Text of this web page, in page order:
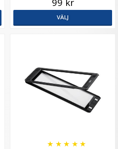
VÄLJ
★ ★ ★ ★ ★